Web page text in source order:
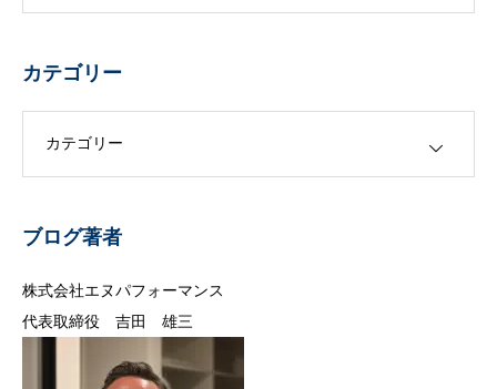
カテゴリー
ブログ著者
株式会社エヌパフォーマンス
代表取締役 吉田 雄三